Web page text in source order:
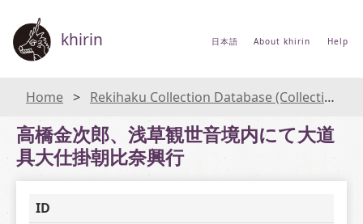
khirin 日本語 About khirin Help
Home Rekihaku Collection Database (Collections Database of the National Museum of Japanese History)
高橋金次郎、浅草観世音境内にて大道
具大仕掛朝比奈興行
ID